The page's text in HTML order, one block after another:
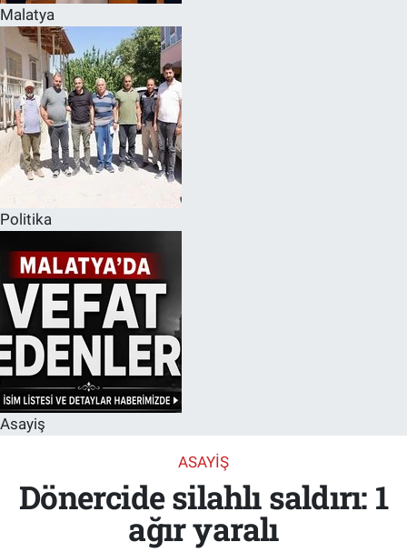
Malatya
Politika
Asayiş
ASAYIŞ
Dönercide silahlı saldırı: 1
ağır yaralı